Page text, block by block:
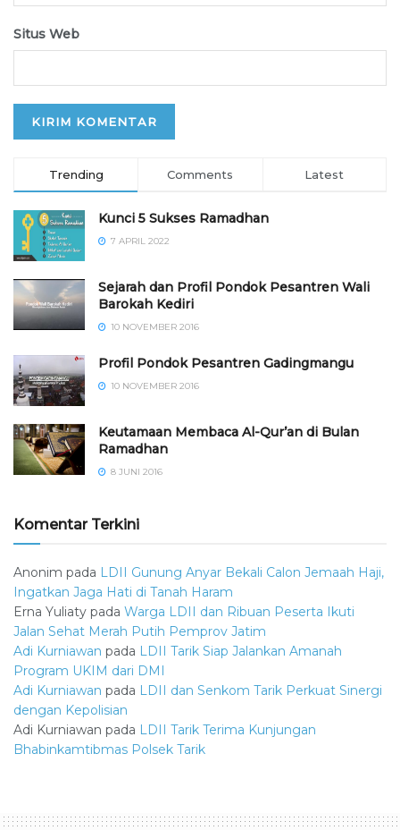
Situs Web
Trending Comments Latest
Kunci 5 Sukses Ramadhan
7 APRIL 2022
Sejarah dan Profil Pondok Pesantren Wali
Barokah Kediri
10 NOVEMBER 2016
⁠⁠⁠Profil Pondok Pesantren Gadingmangu
10 NOVEMBER 2016
Keutamaan Membaca Al-Qur’an di Bulan
Ramadhan
8 JUNI 2016
Komentar Terkini
Anonim pada LDII Gunung Anyar Bekali Calon Jemaah Haji,
Ingatkan Jaga Hati di Tanah Haram
Erna Yuliaty pada Warga LDII dan Ribuan Peserta Ikuti
Jalan Sehat Merah Putih Pemprov Jatim
Adi Kurniawan pada LDII Tarik Siap Jalankan Amanah
Program UKIM dari DMI
Adi Kurniawan pada LDII dan Senkom Tarik Perkuat Sinergi
dengan Kepolisian
Adi Kurniawan pada LDII Tarik Terima Kunjungan
Bhabinkamtibmas Polsek Tarik